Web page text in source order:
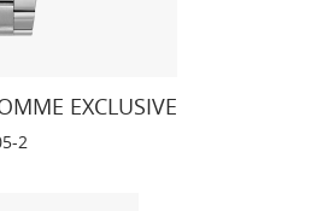
EXCLUSIVE
2